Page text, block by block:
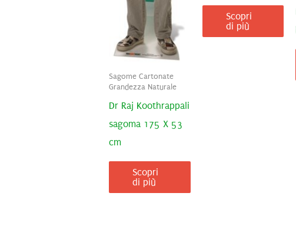
Sagome Cartonate
Grandezza Naturale
Dr Raj Koothrappali
sagoma 175 X 53
cm
Scopri
di più
Scopri
di più